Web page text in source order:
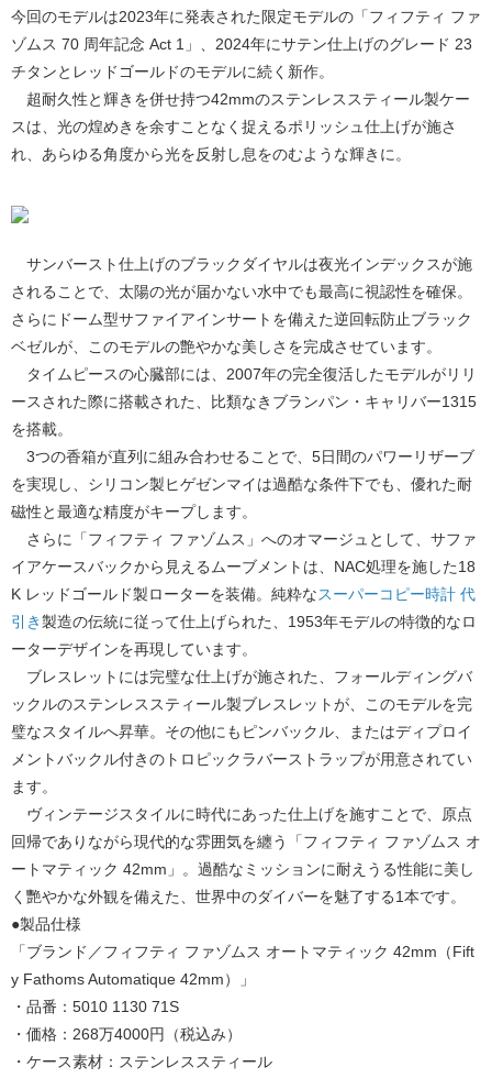
今回のモデルは2023年に発表された限定モデルの「フィフティ ファ
ゾムス 70 周年記念 Act 1」、2024年にサテン仕上げのグレード 23
チタンとレッドゴールドのモデルに続く新作。
超耐久性と輝きを併せ持つ42mmのステンレススティール製ケー
スは、光の煌めきを余すことなく捉えるポリッシュ仕上げが施さ
れ、あらゆる角度から光を反射し息をのむような輝きに。
サンバースト仕上げのブラックダイヤルは夜光インデックスが施
されることで、太陽の光が届かない水中でも最高に視認性を確保。
さらにドーム型サファイアインサートを備えた逆回転防止ブラック
ベゼルが、このモデルの艶やかな美しさを完成させています。
タイムピースの心臓部には、2007年の完全復活したモデルがリリ
ースされた際に搭載された、比類なきブランパン・キャリバー1315
を搭載。
3つの香箱が直列に組み合わせることで、5日間のパワーリザーブ
を実現し、シリコン製ヒゲゼンマイは過酷な条件下でも、優れた耐
磁性と最適な精度がキープします。
さらに「フィフティ ファゾムス」へのオマージュとして、サファ
イアケースバックから見えるムーブメントは、NAC処理を施した18
K レッドゴールド製ローターを装備。純粋なスーパーコピー時計 代
引き製造の伝統に従って仕上げられた、1953年モデルの特徴的なロ
ーターデザインを再現しています。
ブレスレットには完璧な仕上げが施された、フォールディングバ
ックルのステンレススティール製ブレスレットが、このモデルを完
璧なスタイルへ昇華。その他にもピンバックル、またはディプロイ
メントバックル付きのトロピックラバーストラップが用意されてい
ます。
ヴィンテージスタイルに時代にあった仕上げを施すことで、原点
回帰でありながら現代的な雰囲気を纏う「フィフティ ファゾムス オ
ートマティック 42mm」。過酷なミッションに耐えうる性能に美し
く艷やかな外観を備えた、世界中のダイバーを魅了する1本です。
●製品仕様
「ブランド／フィフティ ファゾムス オートマティック 42mm（Fift
y Fathoms Automatique 42mm）」
・品番：5010 1130 71S
・価格：268万4000円（税込み）
・ケース素材：ステンレススティール